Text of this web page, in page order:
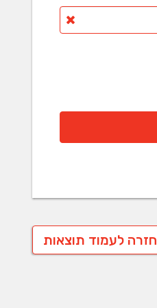
חזרה לעמוד תוצאות